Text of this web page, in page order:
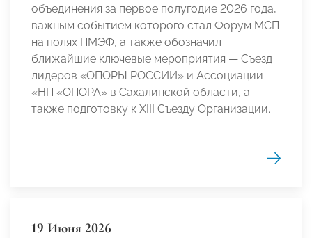
объединения за первое полугодие 2026 года,
важным событием которого стал Форум МСП
на полях ПМЭФ, а также обозначил
ближайшие ключевые мероприятия — Съезд
лидеров «ОПОРЫ РОССИИ» и Ассоциации
«НП «ОПОРА» в Сахалинской области, а
также подготовку к XIII Съезду Организации.
19 Июня 2026